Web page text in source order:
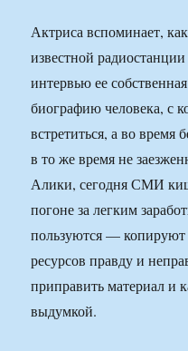
Актриса вспоминает,
известной
интервью ее
биографию человека, с
встретиться, а во время
в то же время не
Алики, сегодня СМИ
погоне за легким
пользуются — копируют
ресурсов правду и
приправить материал и
выдумкой.